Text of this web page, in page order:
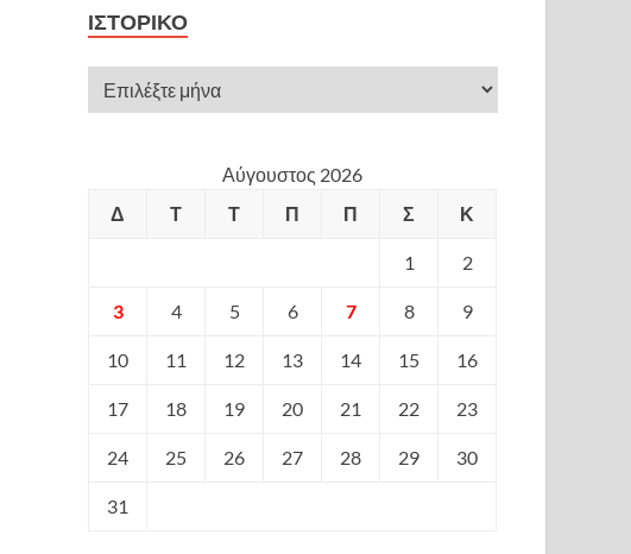
ΙΣΤΟΡΙΚΌ
Αύγουστος 2026
Δ
Τ Τ Π Π Σ Κ
1 2
3 4 5 6 7 8 9
10 11 12 13 14 15 16
17 18 19 20 21 22 23
24 25 26 27 28 29 30
31